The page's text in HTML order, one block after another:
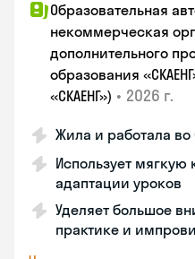
Образовательная
некоммерческая
дополнительного
образования
«СКАЕНГ») • 2026 г.
Жила и работала
Использует
адаптации уроков
Уделяет большое
практике и